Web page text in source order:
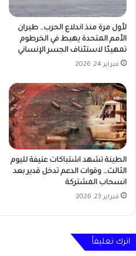
لأول مرة منذ اندلاع الحرب.. طيران
الأمم المتحدة يهبط في الخرطوم
تمهيدًا لاستئناف الجسر الإنساني
فبراير 24, 2026
الطينة تشهد اشتباكات عنيفة لليوم
الثالث… وقوات الدعم تدخل قدير بعد
انسحاب المشتركة
فبراير 23, 2026
اترك تعليقاً